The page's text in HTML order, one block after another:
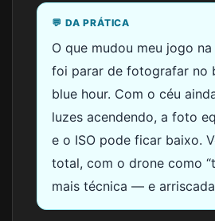
💬 DA PRÁTICA
O que mudou meu jogo
foi parar de fotografar no
blue hour. Com o céu
luzes acendendo, a foto
e o ISO pode ficar baixo.
total, com o drone como
mais técnica — e